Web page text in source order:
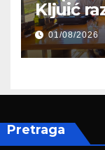
Kljuić
01/08/2026
Pretraga